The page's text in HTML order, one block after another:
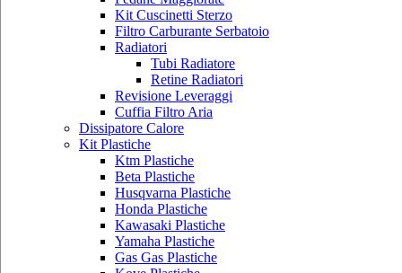
Kit Cuscinetti Sterzo
Filtro Carburante Serbatoio
Radiatori
Tubi Radiatore
Retine Radiatori
Revisione Leveraggi
Cuffia Filtro Aria
Dissipatore Calore
Kit Plastiche
Ktm Plastiche
Beta Plastiche
Husqvarna Plastiche
Honda Plastiche
Kawasaki Plastiche
Yamaha Plastiche
Gas Gas Plastiche